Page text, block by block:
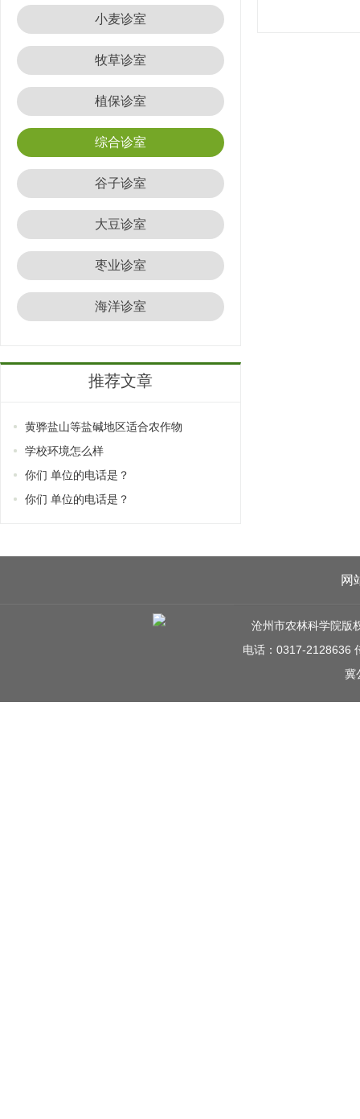
小麦诊室
牧草诊室
植保诊室
综合诊室
谷子诊室
大豆诊室
枣业诊室
海洋诊室
推荐文章
黄骅盐山等盐碱地区适合农作物
学校环境怎么样
你们 单位的电话是？
你们 单位的电话是？
网
沧州市农林科学院版
电话：0317-2128636
冀